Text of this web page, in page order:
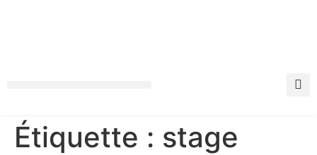
Étiquette : stage